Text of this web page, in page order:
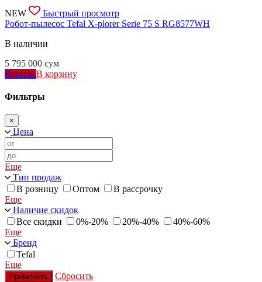
NEW
Быстрый просмотр
Робот-пылесос Tefal X-plorer Serie 75 S RG8577WH
В наличии
5 795 000 сум
Купить В корзину
Фильтры
×
Цена
Еще
Тип продаж
В розницу
Оптом
В рассрочку
Еще
Наличие скидок
Все скидки
0%-20% 20%-40%
40%-60%
Еще
Бренд
Tefal
Еще
Применить Сбросить